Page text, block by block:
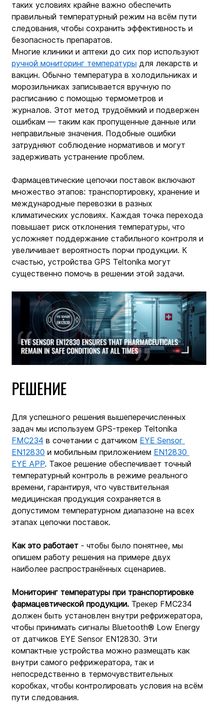
таких условиях крайне важно обеспечить
правильный температурный режим на всём пути
следования, чтобы сохранить эффективность и
безопасность препаратов.
Многие клиники и аптеки до сих пор используют
ручной мониторинг температуры для лекарств и
вакцин. Обычно температура в холодильниках и
морозильниках записывается вручную по
расписанию с помощью термометров и
журналов. Этот метод трудоёмкий и подвержен
ошибкам — таким как пропущенные данные или
неправильные значения. Подобные ошибки
затрудняют соблюдение нормативов и могут
задерживать устранение проблем.
Фармацевтические цепочки поставок включают
множество этапов: транспортировку, хранение и
международные перевозки в разных
климатических условиях. Каждая точка перехода
повышает риск отклонения температуры, что
усложняет поддержание стабильного контроля и
увеличивает вероятность порчи продукции. К
счастью, устройства GPS Teltonika могут
существенно помочь в решении этой задачи.
РЕШЕНИЕ
Для успешного решения вышеперечисленных
задач мы используем GPS-трекер Teltonika
FMC234 в сочетании с датчиком EYE Sensor
EN12830 и мобильным приложением EN12830
EYE APP. Такое решение обеспечивает точный
температурный контроль в режиме реального
времени, гарантируя, что чувствительная
медицинская продукция сохраняется в
допустимом температурном диапазоне на всех
этапах цепочки поставок.
Как это работает - чтобы было понятнее, мы
опишем работу решения на примере двух
наиболее распространённых сценариев.
Мониторинг температуры при транспортировке
фармацевтической продукции. Трекер FMC234
должен быть установлен внутри рефрижератора,
чтобы принимать сигналы Bluetooth® Low Energy
от датчиков EYE Sensor EN12830. Эти
компактные устройства можно размещать как
внутри самого рефрижератора, так и
непосредственно в термочувствительных
коробках, чтобы контролировать условия на всём
пути следования.